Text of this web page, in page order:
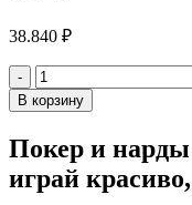
38.840 ₽
Количество
товара
Шахматы
58
см
маркетри,
В корзину
Покер и
играй